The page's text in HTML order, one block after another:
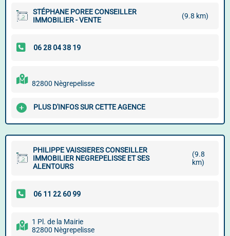
STÉPHANE POREE CONSEILLER
IMMOBILIER - VENTE
(9.8 km)
82800 Nègrepelisse
PLUS D'INFOS SUR CETTE AGENCE
PHILIPPE VAISSIERES CONSEILLER
IMMOBILIER NEGREPELISSE ET SES
ALENTOURS
(9.8
km)
1 Pl. de la Mairie
82800 Nègrepelisse